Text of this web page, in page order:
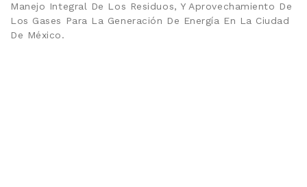
Manejo Integral De Los Residuos, Y Aprovechamiento De
Los Gases Para La Generación De Energía En La Ciudad
De México.